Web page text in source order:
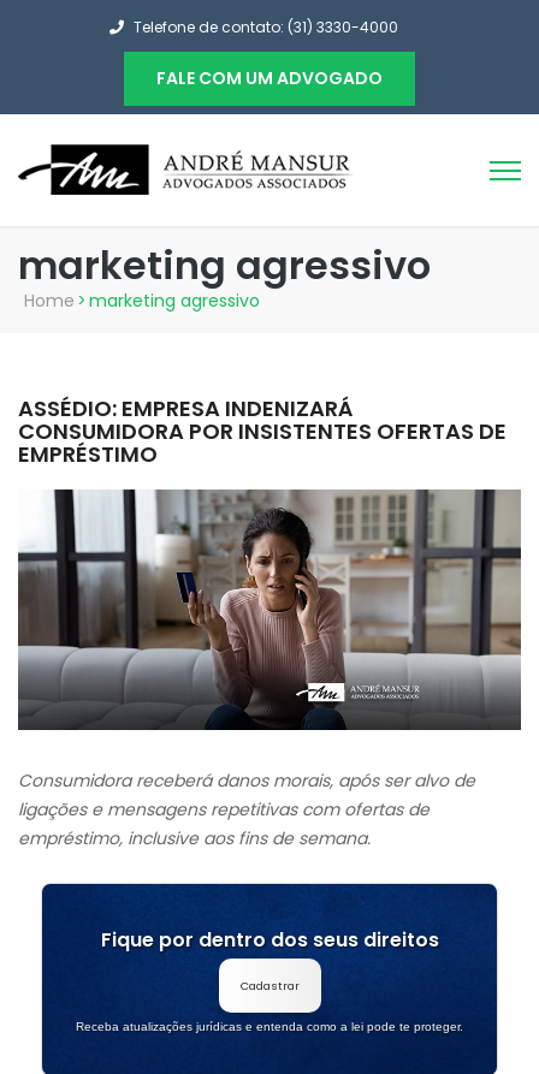
Telefone de contato: (31) 3330-4000
FALE COM UM ADVOGADO
marketing agressivo
Home > marketing agressivo
ASSÉDIO: EMPRESA INDENIZARÁ
CONSUMIDORA POR INSISTENTES OFERTAS DE
EMPRÉSTIMO
Consumidora receberá danos morais, após ser alvo de
ligações e mensagens repetitivas com ofertas de
empréstimo, inclusive aos fins de semana.
Fique por dentro dos seus direitos
Cadastrar
Receba atualizações jurídicas e entenda como a lei pode te proteger.